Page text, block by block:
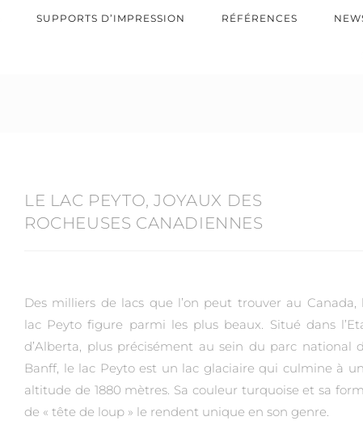
SUPPORTS D’IMPRESSION RÉFÉRENCES
LE LAC PEYTO, JOYAUX DES
ROCHEUSES CANADIENNES
Des milliers de lacs que l’on peut trouver au Canada,
lac Peyto figure parmi les plus beaux. Situé dans
d’Alberta, plus précisément au sein du parc national
Banff, le lac Peyto est un lac glaciaire qui culmine à
altitude de 1880 mètres. Sa couleur turquoise et sa
de « tête de loup » le rendent unique en son genre.